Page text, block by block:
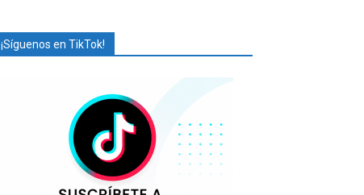
¡Síguenos en TikTok!